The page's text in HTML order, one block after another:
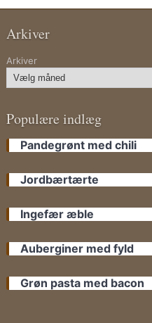
Arkiver
Arkiver
Populære indlæg
Pandegrønt med chili
Jordbærtærte
Ingefær æble
Auberginer med fyld
Grøn pasta med bacon